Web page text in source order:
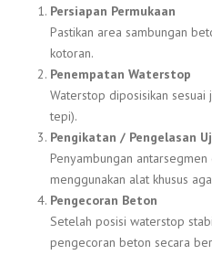
Persiapan Permukaan
Pastikan area sambungan
kotoran.
Penempatan Waterstop
Waterstop diposisikan sesuai
tepi).
Pengikatan / Pengelasan
Penyambungan antarsegmen
menggunakan alat khusus
Pengecoran Beton
Setelah posisi waterstop
pengecoran beton secara